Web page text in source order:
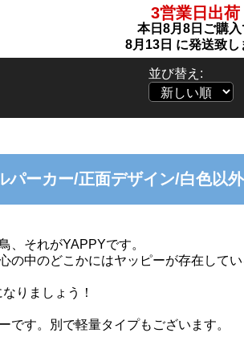
3営業日出荷
本日 8月8日 ご購入
8月13日 に発送致し
並び替え:
パーカー/正面デザイン/白色以外
、それがYAPPYです。
の中のどこかにはヤッピーが存在して
りましょう！
です。別で軽量タイプもございます。